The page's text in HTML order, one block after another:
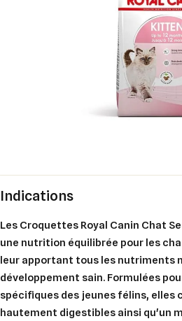
Indications
Les Croquettes Royal Canin Chat
une nutrition équilibrée pour les
leur apportant tous les nutriments
développement sain. Formulées
spécifiques des jeunes félins,
hautement digestibles ainsi qu'un